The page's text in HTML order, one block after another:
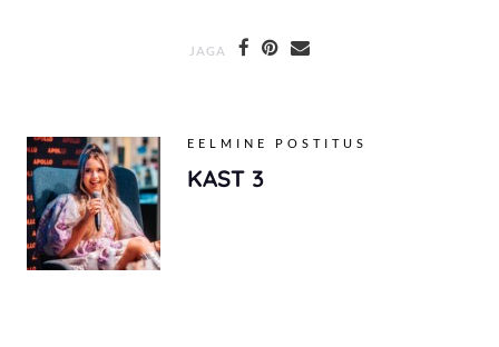
JAGA
EELMINE POSTITUS
KAST 3